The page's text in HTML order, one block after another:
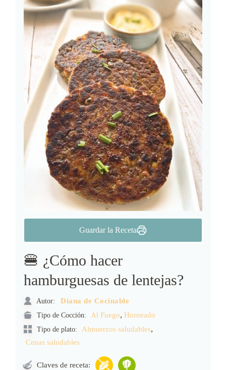
Guardar la Receta
🍔 ¿Cómo hacer
hamburguesas de lentejas?
Autor:
Diana de Cocinable
Tipo de Cocción:
Al Fuego, Horneado
Tipo de plato:
Almuerzos saludables,
Cenas saludables
Claves de receta: